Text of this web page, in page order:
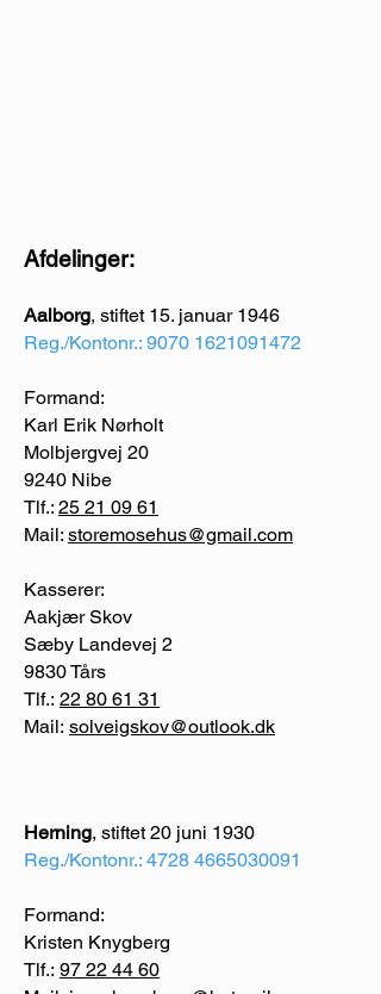
Afdelinger:
Aalborg, stiftet 15. januar 1946
Reg./Kontonr.: 9070 1621091472
Formand:
Karl Erik Nørholt
Molbjergvej 20
9240 Nibe
Tlf.: 25 21 09 61
Mail: storemosehus@gmail.com
Kasserer:
Aakjær Skov
Sæby Landevej 2
9830 Tårs
Tlf.: 22 80 61 31
Mail: solveigskov@outlook.dk
Herning, stiftet 20 juni 1930
Reg./Kontonr.: 4728 4665030091
Formand:
Kristen Knygberg
Tlf.: 97 22 44 60